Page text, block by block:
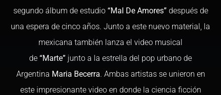
segundo álbum de estudio “Mal De Amores” después de
una espera de cinco años. Junto a este nuevo material, la
mexicana también lanza el video musical
de “Marte” junto a la estrella del pop urbano de
Argentina Maria Becerra. Ambas artistas se unieron en
este impresionante video en donde la ciencia ficción